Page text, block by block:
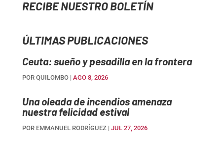
RECIBE NUESTRO BOLETÍN
ÚLTIMAS PUBLICACIONES
Ceuta: sueño y pesadilla en la frontera
POR QUILOMBO| AGO 8, 2026
Una oleada de incendios amenaza
nuestra felicidad estival
POR EMMANUEL RODRÍGUEZ| JUL 27, 2026